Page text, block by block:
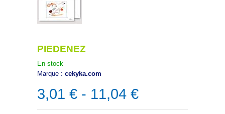
PIEDENEZ
En stock
Marque : cekyka.com
3,01 € - 11,04 €